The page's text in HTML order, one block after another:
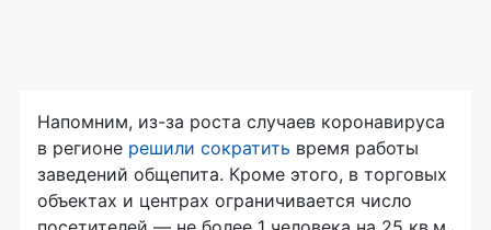
Напомним, из-за роста случаев коронавируса
в регионе решили сократить время работы
заведений общепита. Кроме этого, в торговых
объектах и центрах ограничивается число